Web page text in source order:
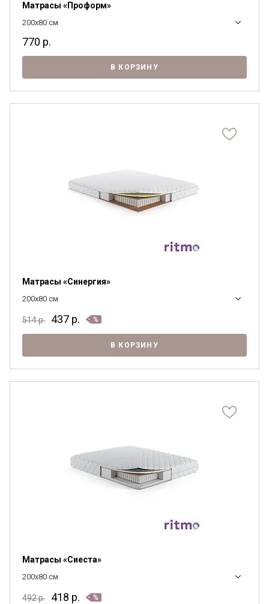
Матрасы «Проформ»
200x80 см
770 р.
В КОРЗИНУ
Матрасы «Синергия»
200x80 см
514р. 437 р.
В КОРЗИНУ
Матрасы «Сиеста»
200x80 см
492р. 418 р.